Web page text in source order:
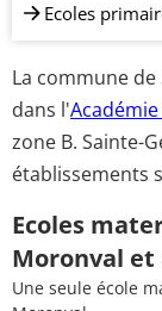
Ecoles
La commune
dans l'
zone B. Sainte-
établissements
Ecoles
Moronval
Une seule école